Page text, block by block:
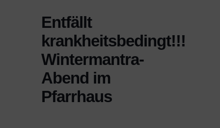
Entfällt
krankheitsbedingt!!!
Wintermantra-
Abend im
Pfarrhaus